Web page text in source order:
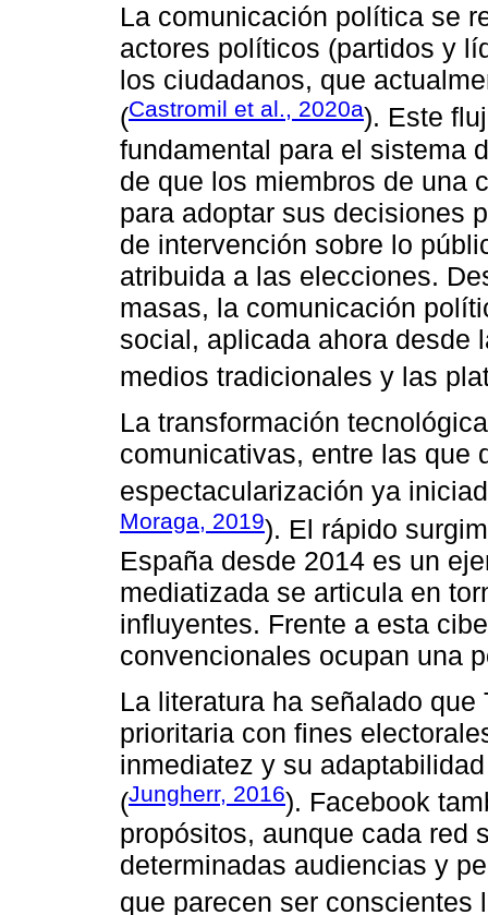
La comunicación política se
actores políticos (partidos y
los ciudadanos, que
(Castromil et al., 2020a). Este
fundamental para el sistema
de que los miembros de una
para adoptar sus decisiones
de intervención sobre lo
atribuida a las elecciones.
masas, la comunicación
social, aplicada ahora desde
medios tradicionales y las
La transformación
comunicativas, entre las que
espectacularización ya
Moraga, 2019). El rápido
España desde 2014 es un
mediatizada se articula en
influyentes. Frente a esta
convencionales ocupan una
La literatura ha señalado
prioritaria con fines
inmediatez y su
(Jungherr, 2016). Facebook
propósitos, aunque cada red
determinadas audiencias y
que parecen ser conscientes